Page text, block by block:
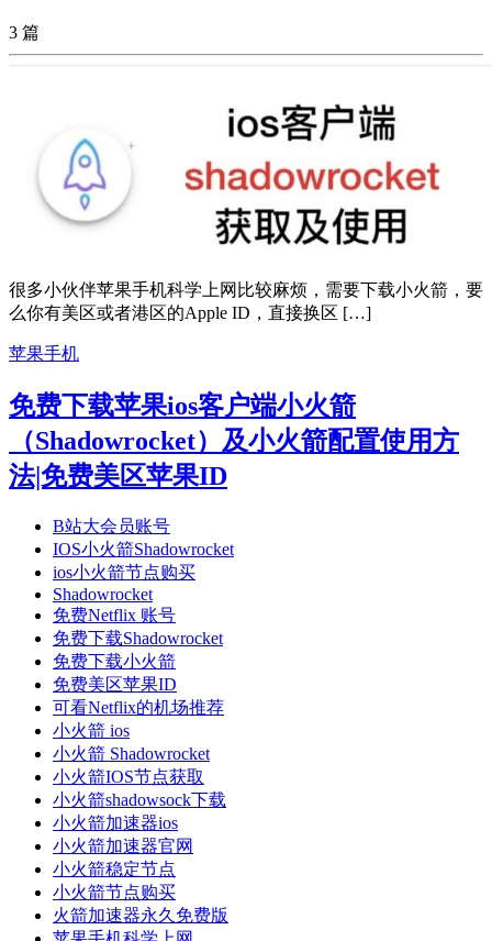
3 篇
很多小伙伴苹果手机科学上网比较麻烦，需要下载小火箭，要
么你有美区或者港区的Apple ID，直接换区 […]
苹果手机
免费下载苹果ios客户端小火箭
（Shadowrocket）及小火箭配置使用方
法|免费美区苹果ID
B站大会员账号
IOS小火箭Shadowrocket
ios小火箭节点购买
Shadowrocket
免费Netflix 账号
免费下载Shadowrocket
免费下载小火箭
免费美区苹果ID
可看Netflix的机场推荐
小火箭 ios
小火箭 Shadowrocket
小火箭IOS节点获取
小火箭shadowsock下载
小火箭加速器ios
小火箭加速器官网
小火箭稳定节点
小火箭节点购买
火箭加速器永久免费版